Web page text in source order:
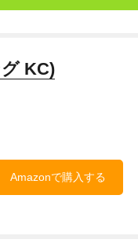
KC)
Amazonで購入する